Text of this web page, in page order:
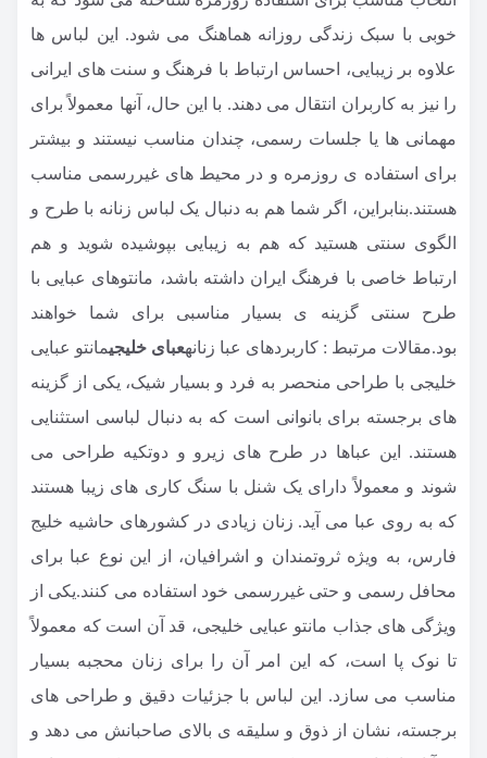
خوبی با سبک زندگی روزانه هماهنگ می شود. این لباس ها
علاوه بر زیبایی، احساس ارتباط با فرهنگ و سنت های ایرانی
را نیز به کاربران انتقال می دهند. با این حال، آنها معمولاً برای
مهمانی ها یا جلسات رسمی، چندان مناسب نیستند و بیشتر
برای استفاده ی روزمره و در محیط های غیررسمی مناسب
هستند.بنابراین، اگر شما هم به دنبال یک لباس زنانه با طرح و
الگوی سنتی هستید که هم به زیبایی بپوشیده شوید و هم
ارتباط خاصی با فرهنگ ایران داشته باشد، مانتوهای عبایی با
طرح سنتی گزینه ی بسیار مناسبی برای شما خواهند
بود.مقالات مرتبط : کاربردهای عبا زنانهعبای خلیجیمانتو عبایی
خلیجی با طراحی منحصر به فرد و بسیار شیک، یکی از گزینه
های برجسته برای بانوانی است که به دنبال لباسی استثنایی
هستند. این عباها در طرح های زیرو و دوتکیه طراحی می
شوند و معمولاً دارای یک شنل با سنگ کاری های زیبا هستند
که به روی عبا می آید. زنان زیادی در کشورهای حاشیه خلیج
فارس، به ویژه ثروتمندان و اشرافیان، از این نوع عبا برای
محافل رسمی و حتی غیررسمی خود استفاده می کنند.یکی از
ویژگی های جذاب مانتو عبایی خلیجی، قد آن است که معمولاً
تا نوک پا است، که این امر آن را برای زنان محجبه بسیار
مناسب می سازد. این لباس با جزئیات دقیق و طراحی های
برجسته، نشان از ذوق و سلیقه ی بالای صاحبانش می دهد و